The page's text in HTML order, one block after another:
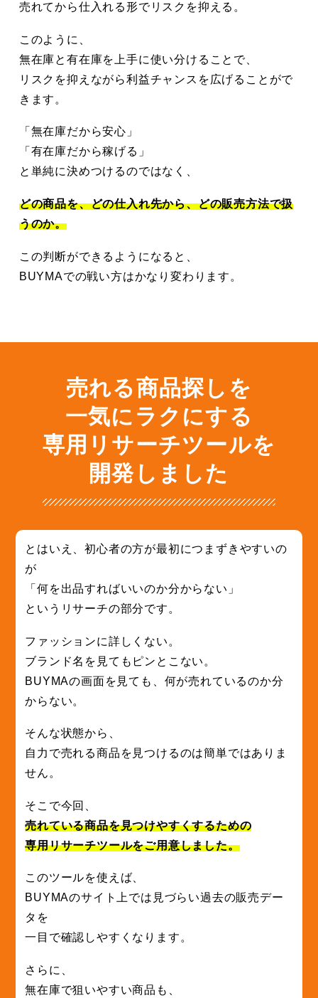
売れてから仕入れる形でリスクを抑える。
このように、
無在庫と有在庫を上手に使い分けることで、
リスクを抑えながら利益チャンスを広げることがで
きます。
「無在庫だから安心」
「有在庫だから稼げる」
と単純に決めつけるのではなく、
どの商品を、どの仕入れ先から、どの販売方法で扱
うのか。
この判断ができるようになると、
BUYMAでの戦い方はかなり変わります。
売れる商品探しを
一気にラクにする
専用リサーチツールを
開発しました
とはいえ、初心者の方が最初につまずきやすいの
が
「何を出品すればいいのか分からない」
というリサーチの部分です。
ファッションに詳しくない。
ブランド名を見てもピンとこない。
BUYMAの画面を見ても、何が売れているのか分
からない。
そんな状態から、
自力で売れる商品を見つけるのは簡単ではありま
せん。
そこで今回、
売れている商品を見つけやすくするための
専用リサーチツールをご用意しました。
このツールを使えば、
BUYMAのサイト上では見づらい過去の販売デー
タを
一目で確認しやすくなります。
さらに、
無在庫で狙いやすい商品も、